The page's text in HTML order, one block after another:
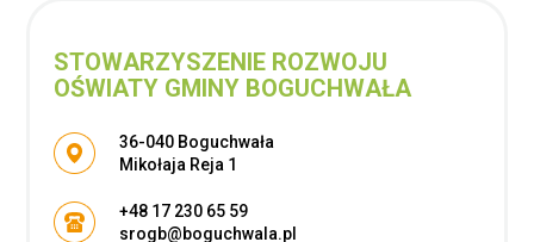
STOWARZYSZENIE ROZWOJU
OŚWIATY GMINY BOGUCHWAŁA
Adres pocztowy:
36-040 Boguchwała
Mikołaja Reja 1
+48 17 230 65 59
srogb@boguchwala.pl